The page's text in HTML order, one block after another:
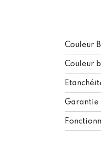
Couleur
Couleur
Garantie